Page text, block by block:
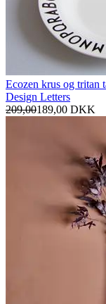
Ecozen krus og tritan
Design Letters
209,00189,00 DKK